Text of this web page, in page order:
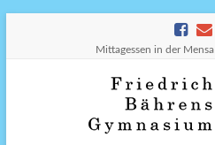
Mittagessen in der Mensa